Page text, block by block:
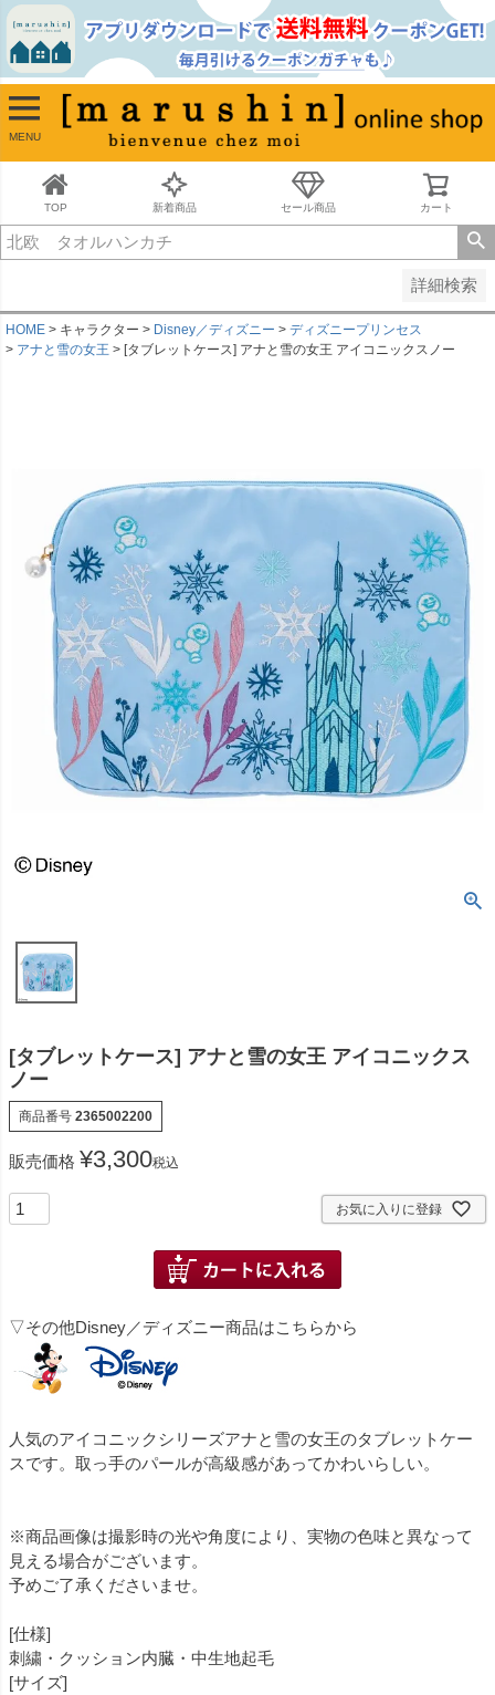
MENU
TOP 新着商品 セール商品 カート
詳細検索
並び順
新着順
古い順
価格が安い順
価格が高い順
キーワードヒット順
HOME キャラクター Disney／ディズニー
ディズニープリンセス
アナと雪の女王
[タブレットケース] アナと雪の女王 アイコニックスノー
[タブレットケース] アナと雪の女王 アイコニックス
ノー
商品番号 2365002200
販売価格 ¥3,300税込
お気に入りに登録
▽その他Disney／ディズニー商品はこちらから
人気のアイコニックシリーズアナと雪の女王のタブレットケー
スです。取っ手のパールが高級感があってかわいらしい。
※商品画像は撮影時の光や角度により、実物の色味と異なって
見える場合がございます。
予めご了承くださいませ。
[仕様]
刺繍・クッション内臓・中生地起毛
[サイズ]